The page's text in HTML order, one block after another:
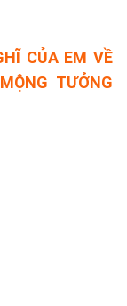
CỦA EM VỀ
TƯỞNG